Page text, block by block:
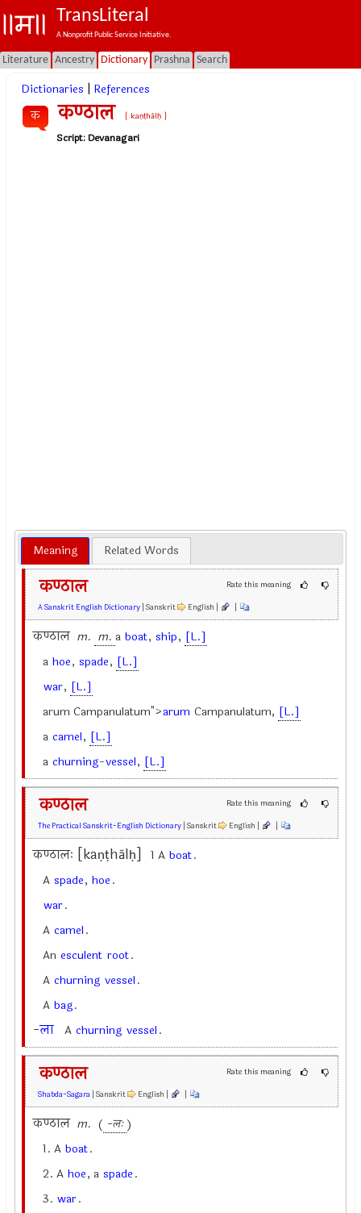
TransLiteral
A Nonprofit Public Service Initiative.
Literature Ancestry Dictionary Prashna Search
Dictionaries References
क कण्ठाल { kaṇṭhālḥ }
Script:Devanagari
Meaning Related Words
Rate this meaning
कण्ठाल
A Sanskrit English Dictionary | Sanskrit English | |
कण्ठाल m. m. a boat, ship, [L.]
a hoe, spade, [L.]
war, [L.]
arum Campanulatum">arum Campanulatum, [L.]
a camel, [L.]
a churning-vessel, [L.]
Rate this meaning
कण्ठाल
The Practical Sanskrit-English Dictionary | Sanskrit English | |
कण्ठालः [kaṇṭhālḥ] 1 A boat.
A spade, hoe.
war.
A camel.
An esculent root.
A churning vessel.
A bag.
-ला A churning vessel.
Rate this meaning
कण्ठाल
Shabda-Sagara | Sanskrit English | |
कण्ठाल m. ( -लः)
1. A boat.
2. A hoe, a spade.
3. war.